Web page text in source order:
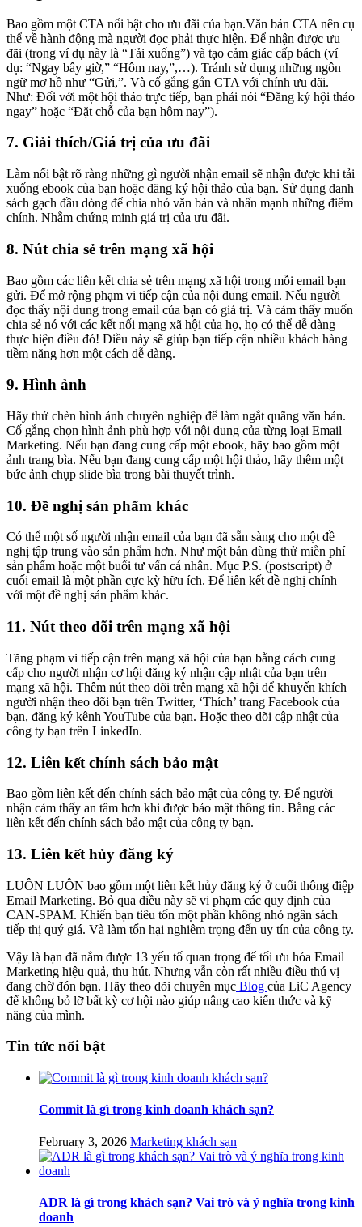
Bao gồm một CTA nổi bật cho ưu đãi của bạn.Văn bản CTA nên cụ
thể về hành động mà người đọc phải thực hiện. Để nhận được ưu
đãi (trong ví dụ này là “Tải xuống”) và tạo cảm giác cấp bách (ví
dụ: “Ngay bây giờ,” “Hôm nay,”,…). Tránh sử dụng những ngôn
ngữ mơ hồ như “Gửi,”. Và cố gắng gắn CTA với chính ưu đãi.
Như: Đối với một hội thảo trực tiếp, bạn phải nói “Đăng ký hội thảo
ngay” hoặc “Đặt chỗ của bạn hôm nay”).
7. Giải thích/Giá trị của ưu đãi
Làm nổi bật rõ ràng những gì người nhận email sẽ nhận được khi tải
xuống ebook của bạn hoặc đăng ký hội thảo của bạn. Sử dụng danh
sách gạch đầu dòng để chia nhỏ văn bản và nhấn mạnh những điểm
chính. Nhằm chứng minh giá trị của ưu đãi.
8. Nút chia sẻ trên mạng xã hội
Bao gồm các liên kết chia sẻ trên mạng xã hội trong mỗi email bạn
gửi. Để mở rộng phạm vi tiếp cận của nội dung email. Nếu người
đọc thấy nội dung trong email của bạn có giá trị. Và cảm thấy muốn
chia sẻ nó với các kết nối mạng xã hội của họ, họ có thể dễ dàng
thực hiện điều đó! Điều này sẽ giúp bạn tiếp cận nhiều khách hàng
tiềm năng hơn một cách dễ dàng.
9. Hình ảnh
Hãy thử chèn hình ảnh chuyên nghiệp để làm ngắt quãng văn bản.
Cố gắng chọn hình ảnh phù hợp với nội dung của từng loại Email
Marketing. Nếu bạn đang cung cấp một ebook, hãy bao gồm một
ảnh trang bìa. Nếu bạn đang cung cấp một hội thảo, hãy thêm một
bức ảnh chụp slide bìa trong bài thuyết trình.
10. Đề nghị sản phẩm khác
Có thể một số người nhận email của bạn đã sẵn sàng cho một đề
nghị tập trung vào sản phẩm hơn. Như một bản dùng thử miễn phí
sản phẩm hoặc một buổi tư vấn cá nhân. Mục P.S. (postscript) ở
cuối email là một phần cực kỳ hữu ích. Để liên kết đề nghị chính
với một đề nghị sản phẩm khác.
11. Nút theo dõi trên mạng xã hội
Tăng phạm vi tiếp cận trên mạng xã hội của bạn bằng cách cung
cấp cho người nhận cơ hội đăng ký nhận cập nhật của bạn trên
mạng xã hội. Thêm nút theo dõi trên mạng xã hội để khuyến khích
người nhận theo dõi bạn trên Twitter, ‘Thích’ trang Facebook của
bạn, đăng ký kênh YouTube của bạn. Hoặc theo dõi cập nhật của
công ty bạn trên LinkedIn.
12. Liên kết chính sách bảo mật
Bao gồm liên kết đến chính sách bảo mật của công ty. Để người
nhận cảm thấy an tâm hơn khi được bảo mật thông tin. Bằng các
liên kết đến chính sách bảo mật của công ty bạn.
13. Liên kết hủy đăng ký
LUÔN LUÔN bao gồm một liên kết hủy đăng ký ở cuối thông điệp
Email Marketing. Bỏ qua điều này sẽ vi phạm các quy định của
CAN-SPAM. Khiến bạn tiêu tốn một phần không nhỏ ngân sách
tiếp thị quý giá. Và làm tổn hại nghiêm trọng đến uy tín của công ty.
Vậy là bạn đã nắm được 13 yếu tố quan trọng để tối ưu hóa Email
Marketing hiệu quả, thu hút. Nhưng vẫn còn rất nhiều điều thú vị
đang chờ đón bạn. Hãy theo dõi chuyên mục Blog của LiC Agency
để không bỏ lỡ bất kỳ cơ hội nào giúp nâng cao kiến thức và kỹ
năng của mình.
Tin tức nổi bật
Commit là gì trong kinh doanh khách sạn?
February 3, 2026 Marketing khách sạn
ADR là gì trong khách sạn? Vai trò và ý nghĩa trong kinh
doanh